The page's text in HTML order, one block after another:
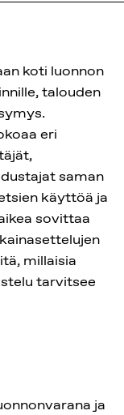
koti luonnon
talouden
eri
saman
käyttöä ja
sovittaa
millaisia
tarvitsee
ja